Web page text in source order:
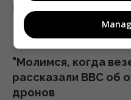
войну
18:43 суббота, 08 августа 2026
"Молимся, когда
рассказали BBC об
дронов